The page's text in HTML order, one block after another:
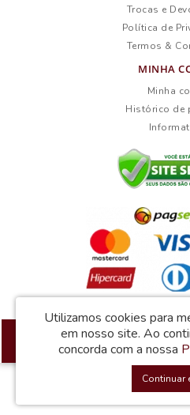
Trocas e
Política de
Termos &
MINHA
Minha
Histórico de
Atacadão dos
Desenvolvido
Utilizamos cookies para
em nosso site. Ao
concorda com a nossa
Continuar